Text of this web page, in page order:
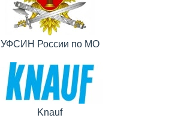
УФСИН России по МО
Knauf